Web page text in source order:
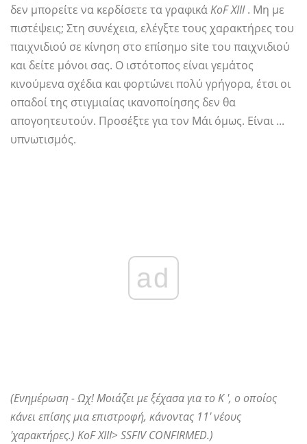
δεν μπορείτε να κερδίσετε τα γραφικάKoF XIII. Μη με
πιστέψεις; Στη συνέχεια, ελέγξτε τους χαρακτήρες του
παιχνιδιού σε κίνηση στο επίσημο site του παιχνιδιού
και δείτε μόνοι σας. Ο ιστότοπος είναι γεμάτος
κινούμενα σχέδια και φορτώνει πολύ γρήγορα, έτσι οι
οπαδοί της στιγμιαίας ικανοποίησης δεν θα
απογοητευτούν. Προσέξτε για τον Μάι όμως. Είναι ...
υπνωτισμός.
ad
(Ενημέρωση - Ωχ! Μοιάζει με ξέχασα για το K ', ο οποίος
κάνει επίσης μια επιστροφή, κάνοντας 11' νέους
'χαρακτήρες.) KoF XIII> SSFIV CONFIRMED.)